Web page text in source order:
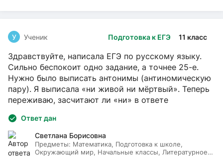
Подготовка к ЕГЭ 11 класс
У Ученик
Здравствуйте, написала ЕГЭ по русскому языку.
Сильно беспокоит одно задание, а точнее 25-е.
Нужно было выписать антонимы (антиномическую
пару). Я выписала «ни живой ни мёртвый». Теперь
переживаю, засчитают ли «ни» в ответе
Ответ дан
Светлана Борисовна
Предметы: Математика, Подготовка к школе,
Окружающий мир, Начальные классы, Литературное